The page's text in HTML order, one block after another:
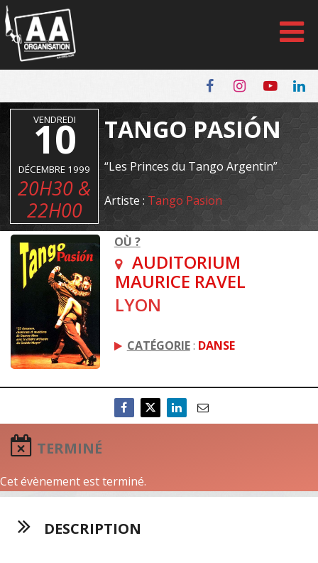
Panneau de gestion des cookies
VENDREDI
10
DÉCEMBRE 1999
20H30 &
22H00
TANGO PASIÓN
“Les Princes du Tango Argentin”
Artiste : Tango Pasion
OÙ ?
AUDITORIUM
MAURICE RAVEL
LYON
CATÉGORIE: DANSE
TERMINÉ
Cet évènement est terminé.
DESCRIPTION